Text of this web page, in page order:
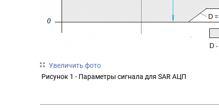
Увеличить фото
Рисунок 1 - Параметры сигнала для SAR АЦП